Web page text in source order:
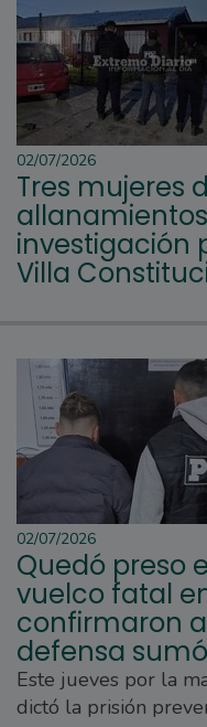
02/07/2026
Tres mujeres
investigación
Villa
02/07/2026
Quedó preso
vuelco fatal
confirmaron
defensa
Este jueves por la
dictó la prisión